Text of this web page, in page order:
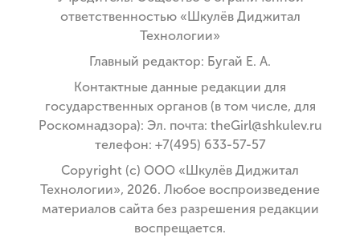
ответственностью «Шкулёв Диджитал
Технологии»
Главный редактор: Бугай Е. А.
Контактные данные редакции для
государственных органов (в том числе, для
Роскомнадзора): Эл. почта: theGirl@shkulev.ru
телефон: +7(495) 633-57-57
Copyright (с) ООО «Шкулёв Диджитал
Технологии», 2026. Любое воспроизведение
материалов сайта без разрешения редакции
воспрещается.